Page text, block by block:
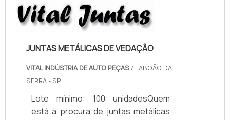
kaelved. Uma empresa com alto
know-how em laudos ...
JUNTAS METÁLICAS DE VEDAÇÃO
VITAL INDÚSTRIA DE AUTO PEÇAS / TABOÃO DA
SERRA - SP
Lote mínimo: 100 unidadesQuem
está à procura de juntas metálicas